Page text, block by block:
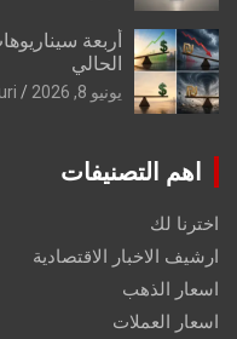
أربعة
الحالي
يونيو 8, 2026
اهم التصنيفات
اخترنا لك
ارشيف الاخبار الاقتصادية
اسعار الذهب
اسعار العملات